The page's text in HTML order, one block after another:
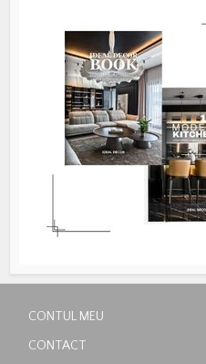
CONTUL MEU
CONTACT